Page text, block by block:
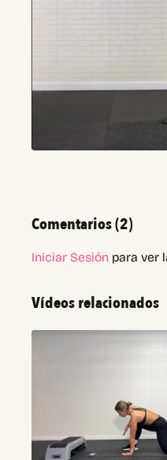
Comentarios (2)
Iniciar Sesión para ver
Vídeos relacionados